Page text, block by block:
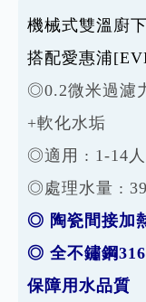
機械式雙溫廚
搭配愛惠浦
◎0.2微米過濾
+軟化水垢
◎適用 : 1-14人
◎處理水量 :
◎ 陶瓷間接加
◎ 全不鏽鋼
保障用水品質